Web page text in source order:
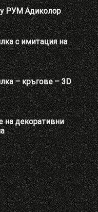
РУМ Адиколор
с имитация на
– кръгове – 3D
на декоративни